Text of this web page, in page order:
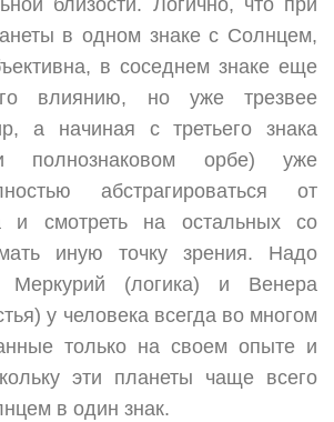
близости. Логично, что при
в одном знаке с Солнцем,
в соседнем знаке еще
влиянию, но уже трезвее
а начиная с третьего знака
полнознаковом орбе) уже
абстрагироваться от
и смотреть на остальных со
иную точку зрения. Надо
Меркурий (логика) и Венера
у человека всегда во многом
только на своем опыте и
эти планеты чаще всего
в один знак.